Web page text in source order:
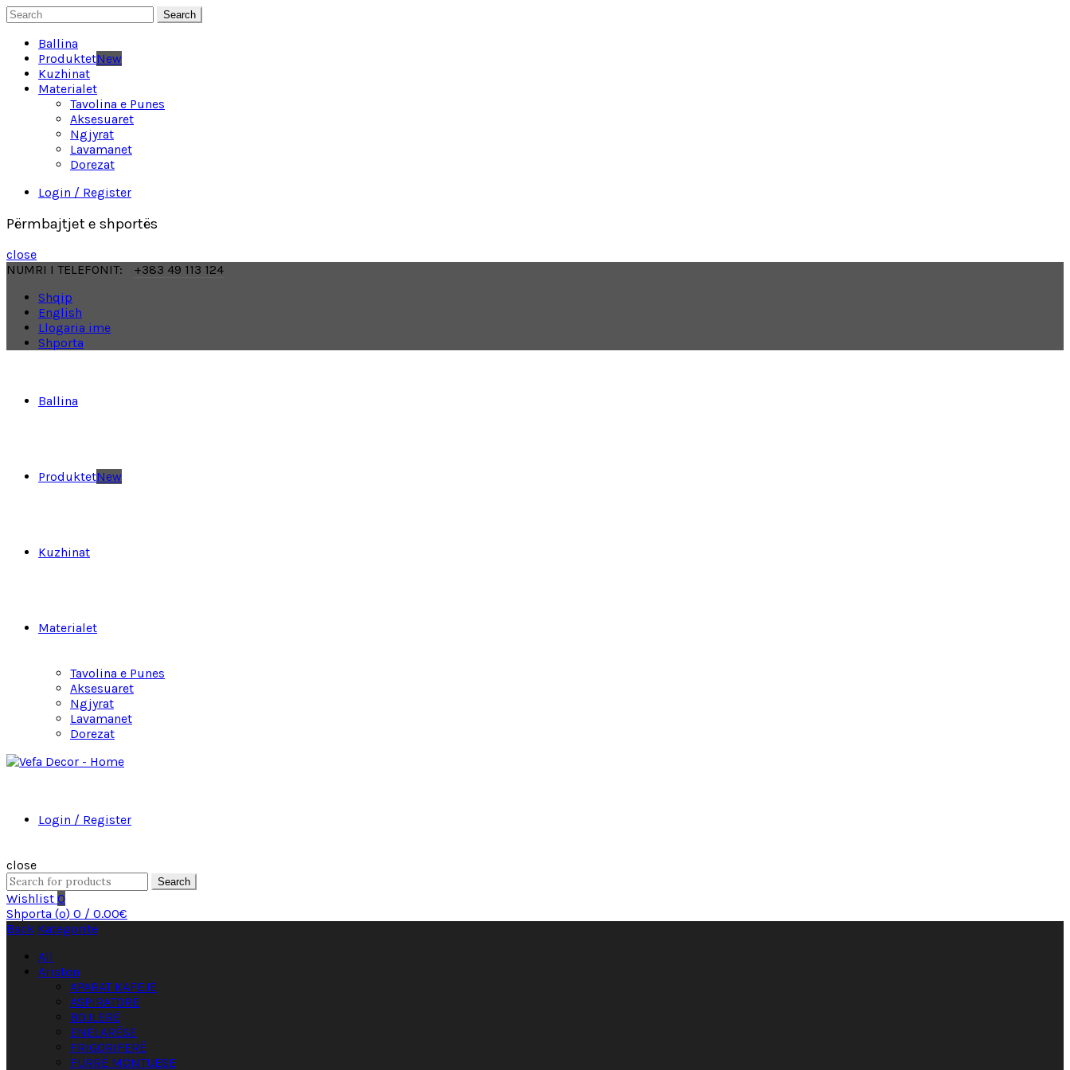
Search
Ballina
ProduktetNew
Kuzhinat
Materialet
Tavolina e Punes
Aksesuaret
Ngjyrat
Lavamanet
Dorezat
Login / Register
Përmbajtjet e shportës
close
NUMRI I TELEFONIT:
+383 49 113 124
Shqip
English
Llogaria ime
Shporta
Ballina
ProduktetNew
Kuzhinat
Materialet
Tavolina e Punes
Aksesuaret
Ngjyrat
Lavamanet
Dorezat
Login / Register
close
Search
Wishlist 0
Shporta (o) 0 / 0.00€
Back Kategoritë
All
Ariston
APARAT KAFEJE
ASPIRATORË
BOJLERË
ENËLARËSE
FRIGORIFERË
FURRË MONTUESE